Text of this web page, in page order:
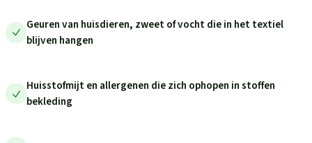
Geuren van huisdieren, zweet of vocht die in het textiel
blijven hangen
Huisstofmijt en allergenen die zich ophopen in stoffen
bekleding